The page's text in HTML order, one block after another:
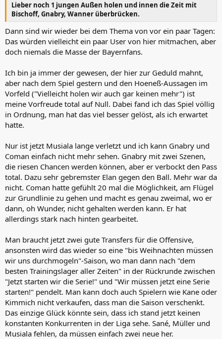
Lieber noch 1 jungen Außen holen und innen die Zeit mit
Bischoff, Gnabry, Wanner überbrücken.
Dann sind wir wieder bei dem Thema von vor ein paar Tagen:
Das würden vielleicht ein paar User von hier mitmachen, aber
doch niemals die Masse der Bayernfans.
Ich bin ja immer der gewesen, der hier zur Geduld mahnt,
aber nach dem Spiel gestern und den Hoeneß-Aussagen im
Vorfeld ("Vielleicht holen wir auch gar keinen mehr") ist
meine Vorfreude total auf Null. Dabei fand ich das Spiel völlig
in Ordnung, man hat das viel besser gelöst, als ich erwartet
hatte.
Nur ist jetzt Musiala lange verletzt und ich kann Gnabry und
Coman einfach nicht mehr sehen. Gnabry mit zwei Szenen,
die riesen Chancen werden können, aber er verbockt den Pass
total. Dazu sehr gebremster Elan gegen den Ball. Mehr war da
nicht. Coman hatte gefühlt 20 mal die Möglichkeit, am Flügel
zur Grundlinie zu gehen und macht es genau zweimal, wo er
dann, oh Wunder, nicht gehalten werden kann. Er hat
allerdings stark nach hinten gearbeitet.
Man braucht jetzt zwei gute Transfers für die Offensive,
ansonsten wird das wieder so eine "bis Weihnachten müssen
wir uns durchmogeln"-Saison, wo man dann nach "dem
besten Trainingslager aller Zeiten" in der Rückrunde zwischen
"Jetzt starten wir die Serie!" und "Wir müssen jetzt eine Serie
starten!" pendelt. Man kann doch auch Spielern wie Kane oder
Kimmich nicht verkaufen, dass man die Saison verschenkt.
Das einzige Glück könnte sein, dass ich stand jetzt keinen
konstanten Konkurrenten in der Liga sehe. Sané, Müller und
Musiala fehlen, da müssen einfach zwei neue her.